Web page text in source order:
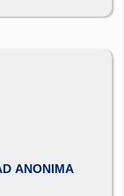
ANONIMA